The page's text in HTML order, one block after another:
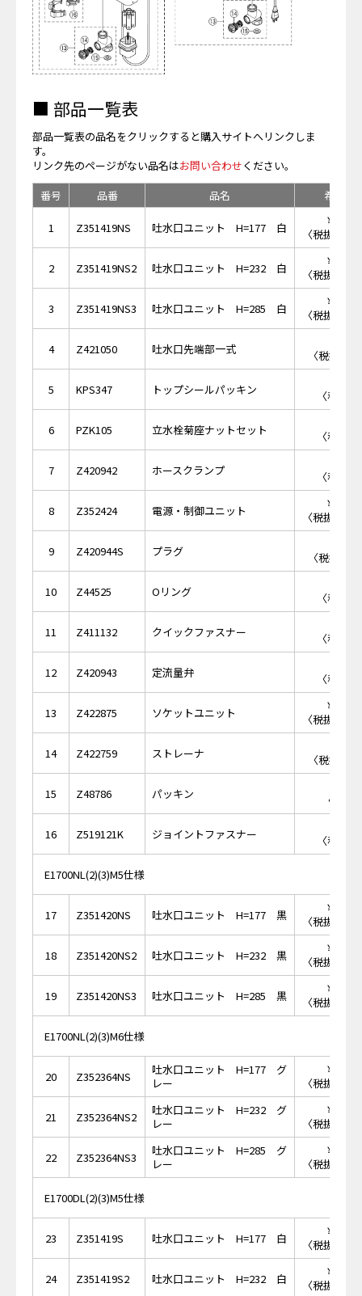
■ 部品一覧表
部品一覧表の品名をクリックすると購入サイトへリンクしま
す。
リンク先のページがない品名はお問い合わせください。
番号
品番 品名 希望小
1 Z351419NS 吐水口ユニット H=177 白
￥
〈税抜価格
2 Z351419NS2 吐水口ユニット H=232 白
￥
〈税抜価格
3 Z351419NS3 吐水口ユニット H=285 白
￥
〈税抜価格
4 Z421050 吐水口先端部一式
〈税抜価
5 KPS347 トップシールパッキン
〈税抜
6 PZK105 立水栓菊座ナットセット
〈税抜
7 Z420942 ホースクランプ
〈税抜
8 Z352424 電源・制御ユニット
￥
〈税抜価格
9 Z420944S プラグ
〈税抜価
10 Z44525 Oリング
〈税抜
11 Z411132 クイックファスナー
〈税抜
12 Z420943 定流量弁
〈税抜
13 Z422875 ソケットユニット
￥
〈税抜価格
14 Z422759 ストレーナ
〈税抜価
15 Z48786 パッキン
〈税抜
16 Z519121K ジョイントファスナー
〈税抜
E1700NL(2)(3)M5仕様
17 Z351420NS 吐水口ユニット H=177 黒
￥
〈税抜価格
18 Z351420NS2 吐水口ユニット H=232 黒
￥
〈税抜価格
19 Z351420NS3 吐水口ユニット H=285 黒
￥
〈税抜価格
E1700NL(2)(3)M6仕様
20 Z352364NS
吐水口ユニット H=177 グ
レー
￥
〈税抜価格
21 Z352364NS2
吐水口ユニット H=232 グ
レー
￥
〈税抜価格
22 Z352364NS3
吐水口ユニット H=285 グ
レー
￥
〈税抜価格
E1700DL(2)(3)M5仕様
23 Z351419S 吐水口ユニット H=177 白
￥
〈税抜価格
24 Z351419S2 吐水口ユニット H=232 白
￥
〈税抜価格